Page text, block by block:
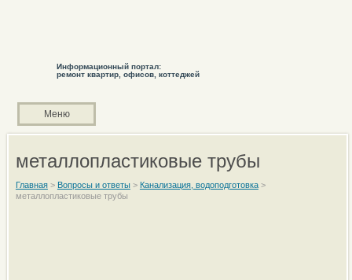
Информационный портал:
ремонт квартир, офисов, коттеджей
Меню
металлопластиковые трубы
Главная> Вопросы и ответы> Канализация, водоподготовка>
металлопластиковые трубы